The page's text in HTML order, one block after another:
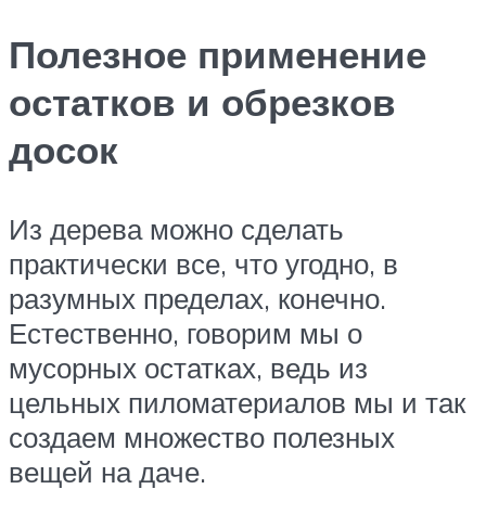
Полезное применение
остатков и обрезков
досок
Из дерева можно сделать
практически все, что угодно, в
разумных пределах, конечно.
Естественно, говорим мы о
мусорных остатках, ведь из
цельных пиломатериалов мы и так
создаем множество полезных
вещей на даче.